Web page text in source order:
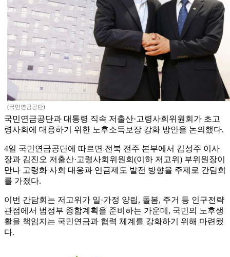
(국민연금공단)
국민연금공단과 대통령 직속 저출산·고령사회위원회가 초고
령사회에 대응하기 위한 노후소득보장 강화 방안을 논의했다.
4일 국민연금공단에 따르면 전북 전주 본부에서 김성주 이사
장과 김진오 저출산·고령사회위원회(이하 저고위) 부위원장이
만나 고령화 사회 대응과 연금제도 발전 방향을 주제로 간담회
를 가졌다.
이번 간담회는 저고위가 일·가정 양립, 돌봄, 주거 등 인구전략
관점에서 범정부 종합계획을 준비하는 가운데, 국민의 노후생
활을 책임지는 국민연금과 협력 체계를 강화하기 위해 마련됐
다.